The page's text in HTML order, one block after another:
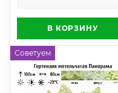
В КОРЗИНУ
Советуем